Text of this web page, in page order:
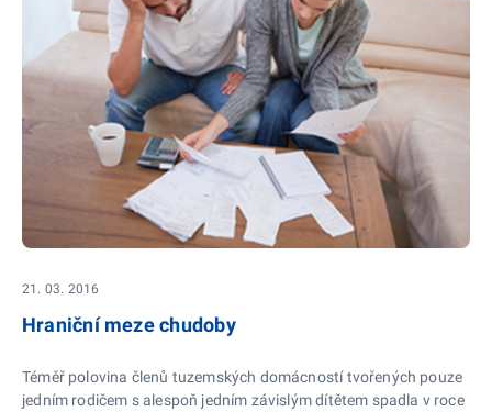
21. 03. 2016
Hraniční meze chudoby
Téměř polovina členů tuzemských domácností tvořených pouze
jedním rodičem s alespoň jedním závislým dítětem spadla v roce